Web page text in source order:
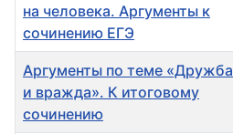
на человека. Аргументы к
сочинению ЕГЭ
Аргументы по теме «Дружба
и вражда». К итоговому
сочинению